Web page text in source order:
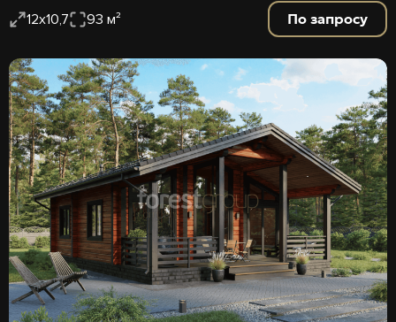
12х10,7 93 м² По запросу